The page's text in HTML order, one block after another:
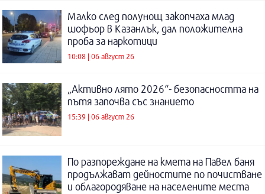
Малко след полунощ закопчаха млад
шофьор в Казанлък, дал положителна
проба за наркотици
10:08 | 06 август 26
„Активно лято 2026“- безопасността на
пътя започва със знанието
15:39 | 06 август 26
По разпореждане на кмета на Павел баня
продължават дейностите по почистване
и облагородяване на населените места